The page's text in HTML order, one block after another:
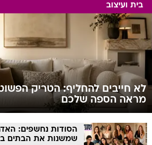
בית ועיצוב
לא חייבים להחליף: הטריק
מראה הספה שלכם
הסודות נחשפים:
שמשנות את הבתים